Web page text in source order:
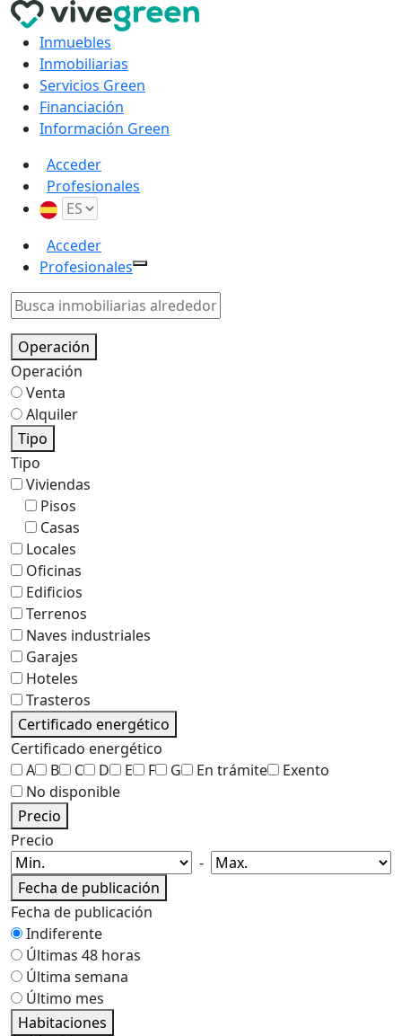
Inmuebles
Inmobiliarias
Servicios Green
Financiación
Información Green
Acceder
Profesionales
Acceder
Profesionales
Operación
Operación
Venta
Alquiler
Tipo
Tipo
Viviendas
Pisos
Casas
Locales
Oficinas
Edificios
Terrenos
Naves industriales
Garajes
Hoteles
Trasteros
Certificado energético
Certificado energético
A
B C D E F G En trámite
Exento
No disponible
Precio
Precio
-
Fecha de publicación
Fecha de publicación
Indiferente
Últimas 48 horas
Última semana
Último mes
Habitaciones